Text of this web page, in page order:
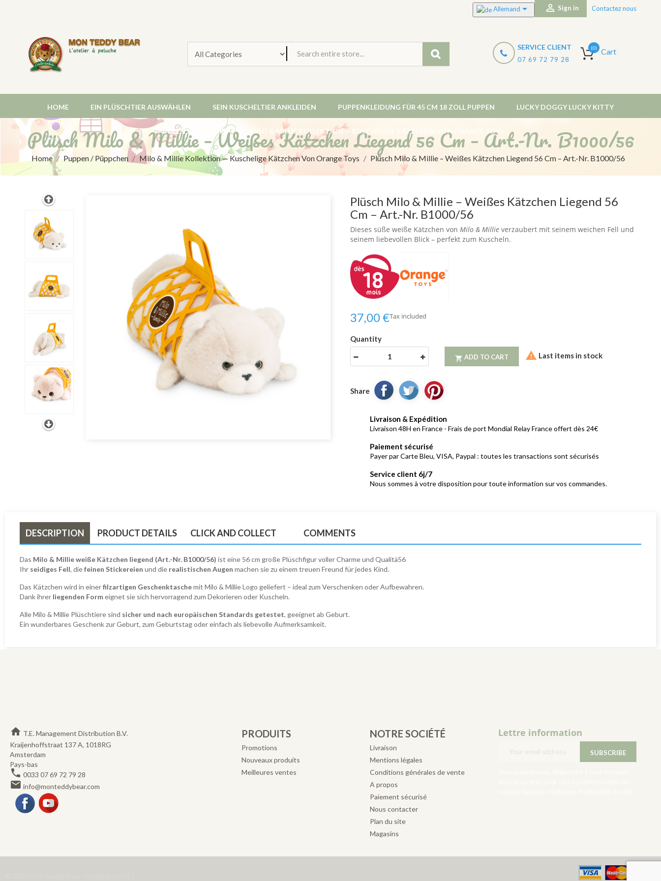
Allemand  Sign in Contactez nous
Cart
(0)
SERVICE CLIENT
07 69 72 79 28
HOME EIN PLÜSCHTIER AUSWÄHLEN SEIN KUSCHELTIER ANKLEIDEN PUPPENKLEIDUNG FÜR 45 CM 18 ZOLL PUPPEN LUCKY DOGGY LUCKY KITTY
PUPPEN / PÜPPCHEN MILO & MILLIE KOLLEKTION — KUSCHELIGE KÄTZCHEN VON ORANGE TOYS
Plüsch Milo & Millie – Weißes Kätzchen Liegend 56 Cm – Art.-Nr. B1000/56
Home Puppen / Püppchen Milo & Millie Kollektion — Kuschelige Kätzchen Von Orange Toys Plüsch Milo & Millie – Weißes Kätzchen Liegend 56 Cm – Art.-Nr. B1000/56
Plüsch Milo & Millie – Weißes Kätzchen Liegend 56
Cm – Art.-Nr. B1000/56
Dieses süße weiße Kätzchen von Milo & Millie verzaubert mit seinem weichen Fell und
seinem liebevollen Blick – perfekt zum Kuscheln.
37,00 €Tax included
Quantity
 ADD TO CART  Last items in stock
Share
Livraison & Expédition
Livraison 48H en France - Frais de port Mondial Relay France offert dès 24€
Paiement sécurisé
Payer par Carte Bleu, VISA, Paypal : toutes les transactions sont sécurisés
Service client 6j/7
Nous sommes à votre disposition pour toute information sur vos commandes.
DESCRIPTION PRODUCT DETAILS CLICK AND COLLECT COMMENTS
Das Milo & Millie weiße Kätzchen liegend (Art.-Nr. B1000/56) ist eine 56 cm große Plüschfigur voller Charme und Qualitä56
Ihr seidiges Fell, diefeinen Stickereien und die realistischen Augen machen sie zu einem treuen Freund für jedes Kind.
Das Kätzchen wird in einerfilzartigen Geschenktaschemit Milo & Millie Logo geliefert – ideal zum Verschenken oder Aufbewahren.
Dank ihrer liegenden Formeignet sie sich hervorragend zum Dekorieren oder Kuscheln.
Alle Milo & Millie Plüschtiere sind sicher und nach europäischen Standards getestet, geeignet ab Geburt.
Ein wunderbares Geschenk zur Geburt, zum Geburtstag oder einfach als liebevolle Aufmerksamkeit.
home T.E. Management Distribution B.V.
Kraijenhoffstraat 137 A, 1018RG
Amsterdam
Pays-bas
phone 0033 07 69 72 79 28
email info@monteddybear.com
Facebook
PRODUITS
Promotions
Nouveaux produits
Meilleures ventes
NOTRE SOCIÉTÉ
Livraison
Mentions légales
Conditions générales de vente
A propos
Paiement sécurisé
Nous contacter
Plan du site
Magasins
Lettre information